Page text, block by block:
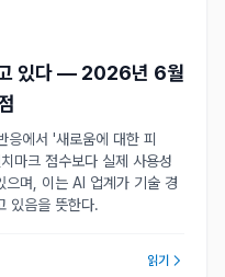
있다 — 2026년 6월
에서 '새로움에 대한 피
마크 점수보다 실제 사용성
으며, 이는 AI 업계가 기술 경
있음을 뜻한다.
읽기